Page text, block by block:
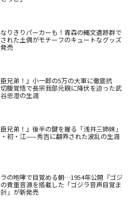
りきりパーカーも！青森の縄文遺跡群で
れた土偶がモチーフのキュートなグッズ
売
臣兄弟！』小一郎の5万の大軍に徹底抗
腹覚悟で長宗我部元親に降伏を迫った武
忠澄の生涯
臣兄弟！』後半の鍵を握る「浅井三姉妹」
初・江——秀吉に翻弄された波乱の生涯
の咆哮で目覚める朝…1954年公開『ゴジ
貴重音源を搭載した「ゴジラ音声目覚ま
」が新発売